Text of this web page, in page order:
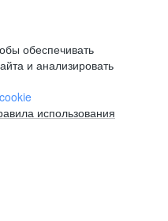
обеспечивать
и анализировать
использования